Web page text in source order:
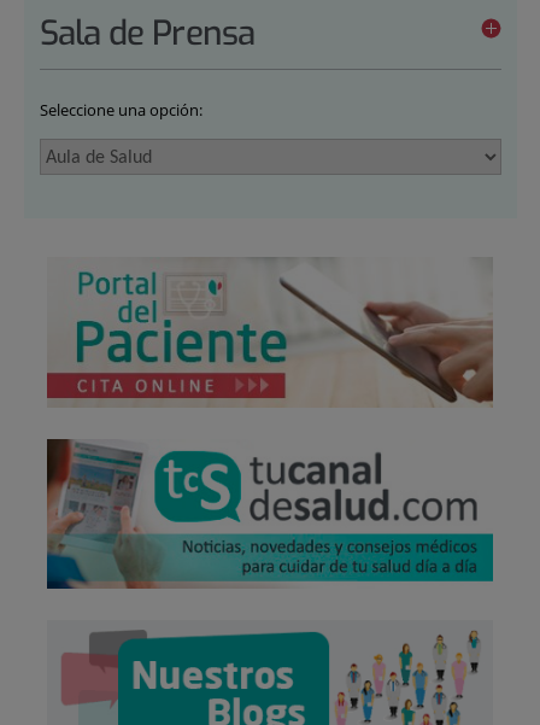
Sala de Prensa
Seleccione una opción: